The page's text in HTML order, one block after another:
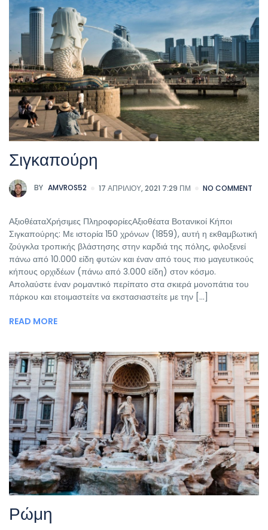
Σιγκαπούρη
BY AMVROS52 17 ΑΠΡΙΛΊΟΥ, 2021 7:29 ΠΜ NO COMMENT
ΑξιοθέαταΧρήσιμες ΠληροφορίεςΑξιοθέατα Βοτανικοί Κήποι
Σιγκαπούρης: Με ιστορία 150 χρόνων (1859), αυτή η εκθαμβωτική
ζούγκλα τροπικής βλάστησης στην καρδιά της πόλης, φιλοξενεί
πάνω από 10.000 είδη φυτών και έναν από τους πιο μαγευτικούς
κήπους ορχιδέων (πάνω από 3.000 είδη) στον κόσμο.
Απολαύστε έναν ρομαντικό περίπατο στα σκιερά μονοπάτια του
πάρκου και ετοιμαστείτε να εκστασιαστείτε με την [...]
READ MORE
Ρώμη